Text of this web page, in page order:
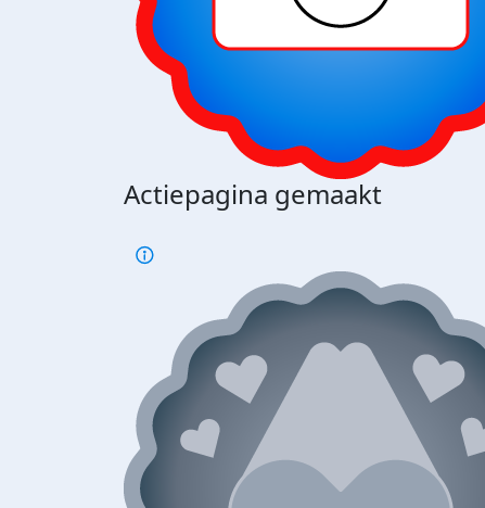
Actiepagina gemaakt